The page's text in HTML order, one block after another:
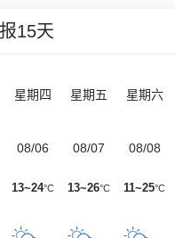
15天
星期四
08/06
13~24°C
星期五
08/07
13~26°C
星期六
08/08
11~25°C